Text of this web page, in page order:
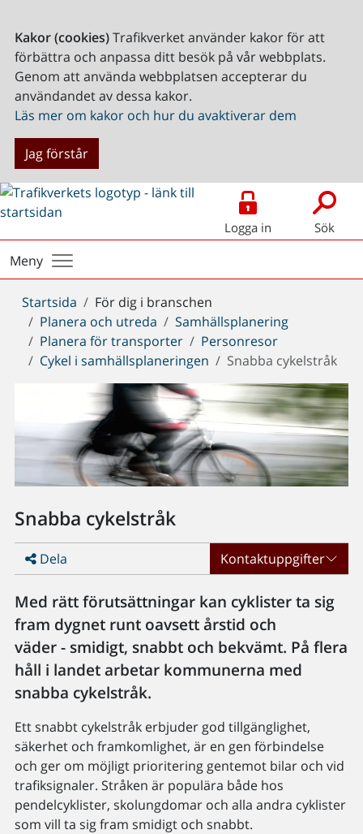
Kakor (cookies)Trafikverket använder kakor för att
förbättra och anpassa ditt besök på vår webbplats.
Genom att använda webbplatsen accepterar du
användandet av dessa kakor.
Läs mer om kakor och hur du avaktiverar dem
Jag förstår
Logga in Sök
Meny
Du
är
här:
Startsida
För dig i branschen
Planera och utreda
Samhällsplanering
Planera för transporter
Personresor
Cykel i samhällsplaneringen
Snabba cykelstråk
Snabba cykelstråk
Dela Kontaktuppgifter
Med rätt förutsättningar kan cyklister ta sig
fram dygnet runt oavsett årstid och
väder - smidigt, snabbt och bekvämt. På flera
håll i landet arbetar kommunerna med
snabba cykelstråk.
Ett snabbt cykelstråk erbjuder god tillgänglighet,
säkerhet och framkomlighet, är en gen förbindelse
och ger om möjligt prioritering gentemot bilar och vid
trafiksignaler. Stråken är populära både hos
pendelcyklister, skolungdomar och alla andra cyklister
som vill ta sig fram smidigt och snabbt.